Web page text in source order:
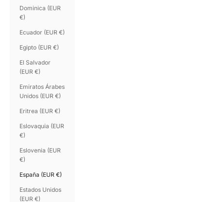
Dominica (EUR
€)
Ecuador (EUR €)
Egipto (EUR €)
El Salvador
(EUR €)
Emiratos Árabes
Unidos (EUR €)
Eritrea (EUR €)
Eslovaquia (EUR
€)
Eslovenia (EUR
€)
España (EUR €)
Estados Unidos
(EUR €)